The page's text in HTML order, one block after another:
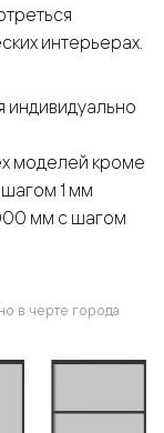
интерьерах.
индивидуально
моделей кроме
1 мм
мм с шагом
в черте города